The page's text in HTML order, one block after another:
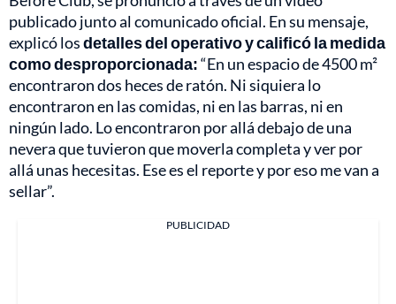
publicado junto al comunicado oficial. En su mensaje,
explicó losdetalles del operativo y calificó la medida
como desproporcionada:“En un espacio de 4500 m²
encontraron dos heces de ratón. Ni siquiera lo
encontraron en las comidas, ni en las barras, ni en
ningún lado. Lo encontraron por allá debajo de una
nevera que tuvieron que moverla completa y ver por
allá unas hecesitas. Ese es el reporte y por eso me van a
sellar”.
PUBLICIDAD